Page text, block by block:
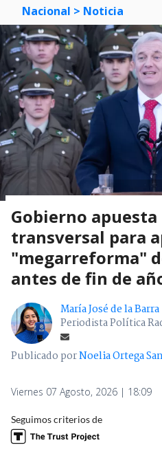
Nacional > Noticia
Gobierno
transversal para
"megarreforma"
antes de fin de
María José de la Barra
Periodista Política
Publicado porNoelia Ortega
Viernes 07 Agosto, 2026 | 18:09
Seguimos criterios de